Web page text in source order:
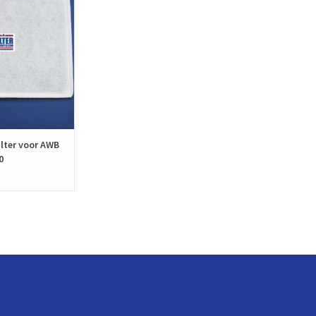
WINKELWAGEN
voor AWB